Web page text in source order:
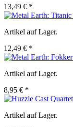
13,49 € *
Artikel auf Lager.
12,49 € *
Artikel auf Lager.
8,95 € *
Artikel auf Lager.